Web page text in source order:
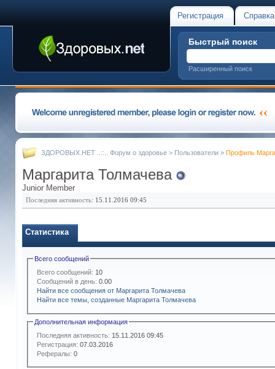
Регистрация Справка
Быстрый поиск
Расширенный поиск
ЗДОРОВЫХ.НЕТ ..::.. Форум о здоровье > Пользователи » Профиль
Маргарита Толмачева
Junior Member
Последняя активность: 15.11.2016 09:45
Статистика
Всего сообщений
Всего сообщений: 10
Сообщений в день: 0.00
Найти все сообщения от Маргарита Толмачева
Найти все темы, созданные Маргарита Толмачева
Дополнительная информация
Последняя активность: 15.11.201609:45
Регистрация: 07.03.2016
Рефералы: 0